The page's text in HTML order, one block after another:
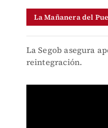
La Mañanera del
La Segob asegura
reintegración.